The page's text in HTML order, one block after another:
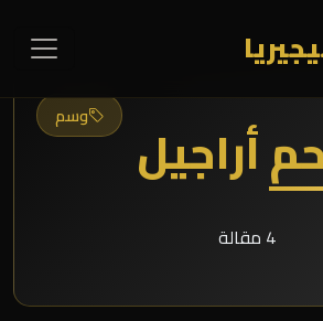
وسم أراجيل
4 مقالة